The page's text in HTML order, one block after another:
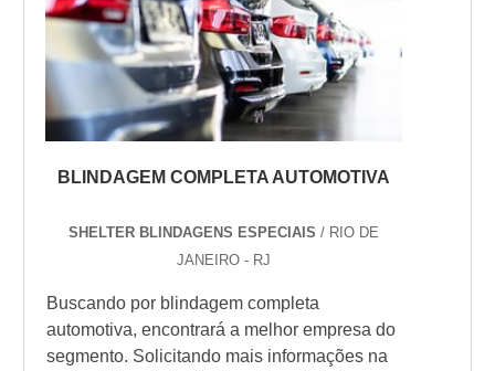
BLINDAGEM COMPLETA AUTOMOTIVA
SHELTER BLINDAGENS ESPECIAIS / RIO DE
JANEIRO - RJ
Buscando por blindagem completa
automotiva, encontrará a melhor empresa do
segmento. Solicitando mais informações na